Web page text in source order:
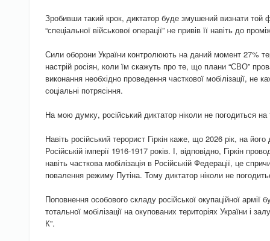
Зробивши такий крок, диктатор буде змушений визнати той
“спеціальної військової операції” не привів її навіть до
Сили оборони України контролюють на даний момент 27%
настрій росіян, коли їм скажуть про те, що плани “СВО”
виконання необхідно проведення часткової мобілізації,
соціальні потрясіння.
На мою думку, російський диктатор ніколи не погодиться на
Навіть російський терорист Гіркін каже, що 2026 рік, на
Російській імперії 1916-1917 років. І, відповідно, Гіркін
навіть часткова мобілізація в Російській Федерації, це
повалення режиму Путіна. Тому диктатор ніколи не
Поповнення особового складу російської окупаційної армії
тотальної мобілізації на окупованих територіях України і
К”.